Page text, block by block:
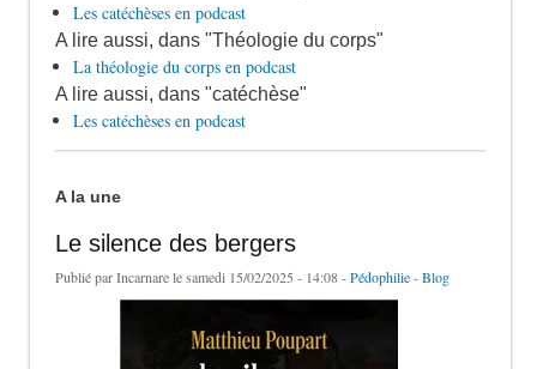
Les catéchèses en podcast
A lire aussi, dans "Théologie du corps"
La théologie du corps en podcast
A lire aussi, dans "catéchèse"
Les catéchèses en podcast
A la une
Le silence des bergers
Publié parIncarnarele samedi 15/02/2025 - 14:08 -Pédophilie-Blog